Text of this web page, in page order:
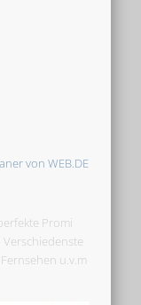
von WEB.DE
Promi
u.v.m